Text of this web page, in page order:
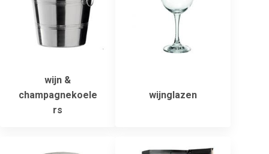
wijn &
champagnekoele
rs
wijnglazen